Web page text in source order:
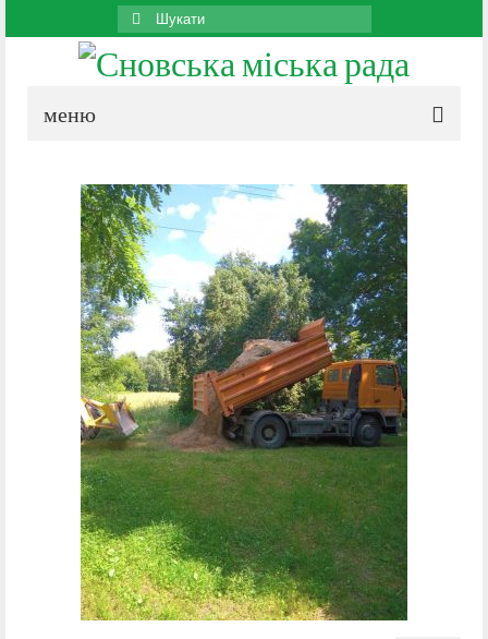
Search
for:
меню